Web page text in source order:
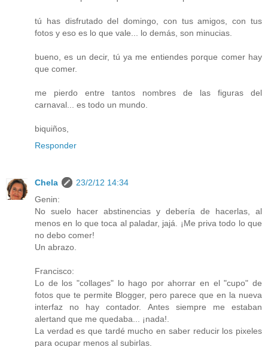
tú has disfrutado del domingo, con tus amigos, con tus
fotos y eso es lo que vale... lo demás, son minucias.
bueno, es un decir, tú ya me entiendes porque comer hay
que comer.
me pierdo entre tantos nombres de las figuras del
carnaval... es todo un mundo.
biquiños,
Responder
Chela
23/2/12 14:34
Genin:
No suelo hacer abstinencias y debería de hacerlas, al
menos en lo que toca al paladar, jajá. ¡Me priva todo lo que
no debo comer!
Un abrazo.
Francisco:
Lo de los "collages" lo hago por ahorrar en el "cupo" de
fotos que te permite Blogger, pero parece que en la nueva
interfaz no hay contador. Antes siempre me estaban
alertand que me quedaba... ¡nada!.
La verdad es que tardé mucho en saber reducir los pixeles
para ocupar menos al subirlas.